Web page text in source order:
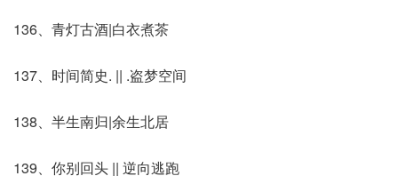
136、青灯古酒|白衣煮茶
137、时间简史. || .盗梦空间
138、半生南归|余生北居
139、你别回头 || 逆向逃跑